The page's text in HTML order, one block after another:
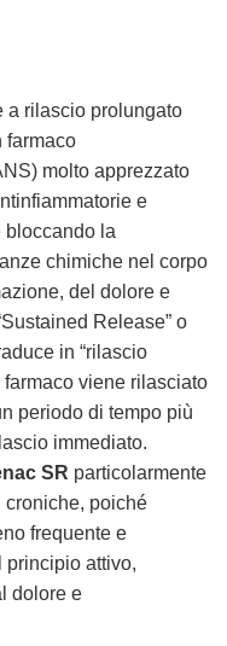
a rilascio prolungato
farmaco
molto apprezzato
e
bloccando la
chimiche nel corpo
del dolore e
Release” o
in “rilascio
viene rilasciato
periodo di tempo più
immediato.
SR particolarmente
croniche, poiché
frequente e
principio attivo,
dolore e